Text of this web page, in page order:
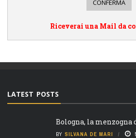
Riceverai una Mail da
LATEST POSTS
Bologna, la menzogna
BY SILVANA DE MARI